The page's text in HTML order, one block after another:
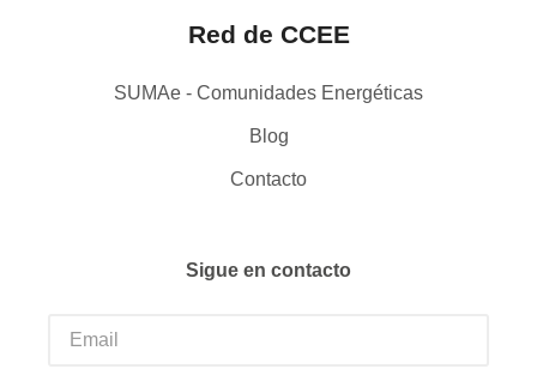
Red de CCEE
SUMAe - Comunidades Energéticas
Blog
Contacto
Sigue en contacto